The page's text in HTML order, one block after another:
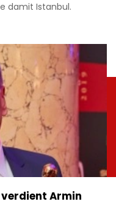
damit Istanbul.
verdient Armin